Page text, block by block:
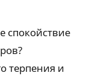
спокойствие
терпения и